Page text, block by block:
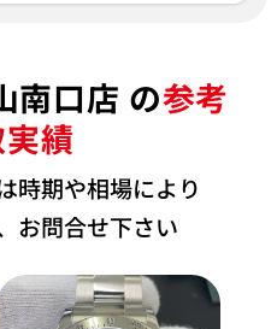
南口店 の参考
績
時期や相場により
お問合せ下さい